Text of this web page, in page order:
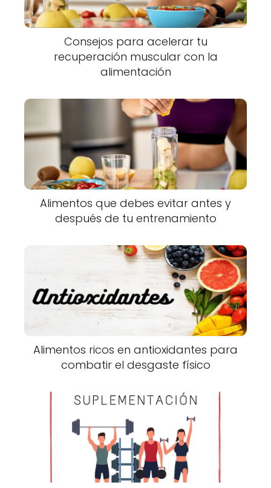
Consejos para acelerar tu
recuperación muscular con la
alimentación
Alimentos que debes evitar antes y
después de tu entrenamiento
Alimentos ricos en antioxidantes para
combatir el desgaste físico